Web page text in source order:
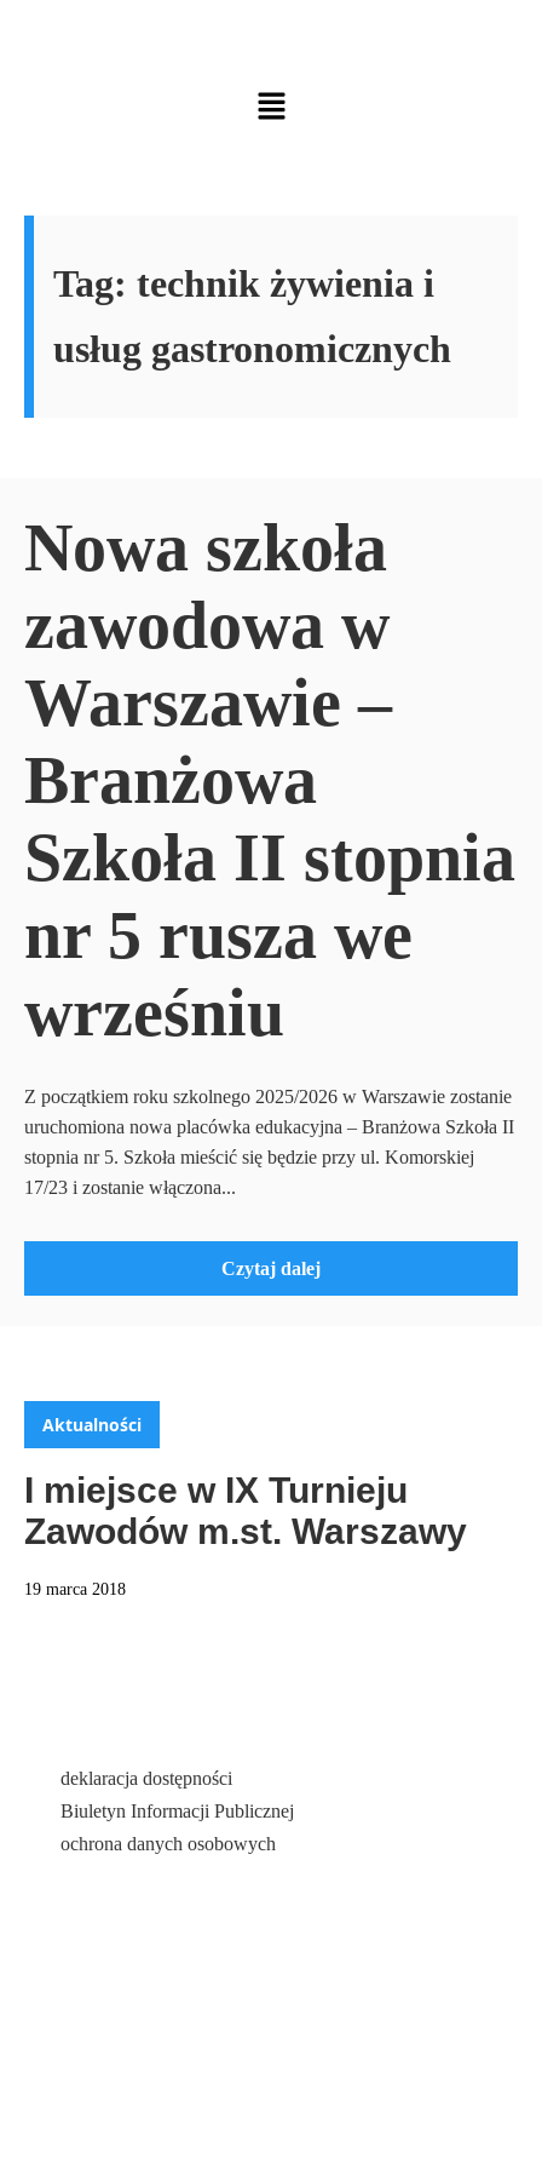
Tag: technik żywienia i
usług gastronomicznych
Nowa szkoła
zawodowa w
Warszawie –
Branżowa
Szkoła II stopnia
nr 5 rusza we
wrześniu
Z początkiem roku szkolnego 2025/2026 w Warszawie zostanie
uruchomiona nowa placówka edukacyjna – Branżowa Szkoła II
stopnia nr 5. Szkoła mieścić się będzie przy ul. Komorskiej
17/23 i zostanie włączona...
Czytaj dalej
Aktualności
I miejsce w IX Turnieju
Zawodów m.st. Warszawy
19 marca 2018
deklaracja dostępności
Biuletyn Informacji Publicznej
ochrona danych osobowych